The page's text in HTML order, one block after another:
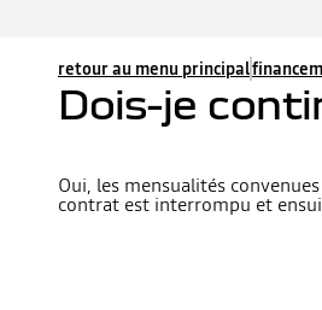
retour au menu principal
Dois-je
Oui, les mensualités
contrat est interrompu et